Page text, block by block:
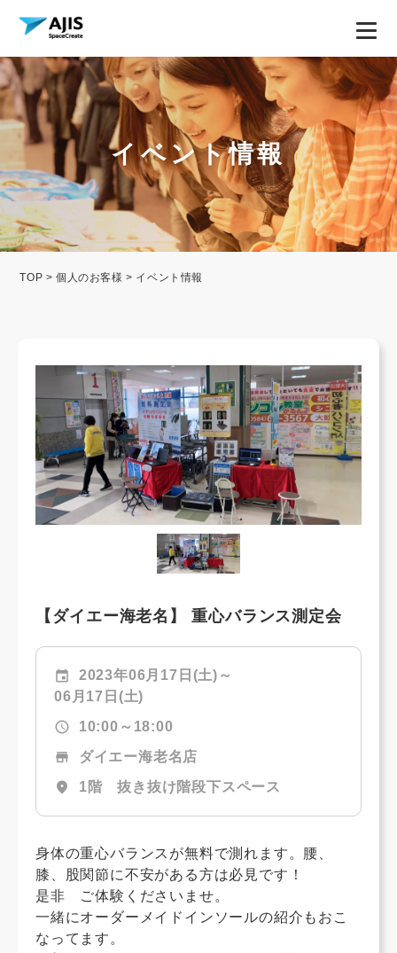
イベント情報
TOP >個人のお客様 > イベント情報
【ダイエー海老名】 重心バランス測定会
event
2023年06月17日(土)～
06月17日(土)
schedule 10:00～18:00
store ダイエー海老名店
location_on 1階 抜き抜け階段下スペース
身体の重心バランスが無料で測れます。腰、
膝、股関節に不安がある方は必見です！
是非 ご体験くださいませ。
一緒にオーダーメイドインソールの紹介もおこ
なってます。